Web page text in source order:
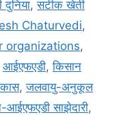
,सटीक खेती
Chaturvedi,
organizations,
आईएफएडी,किसान
,जलवायु-अनुकूल
आईएफएडी साझेदारी,